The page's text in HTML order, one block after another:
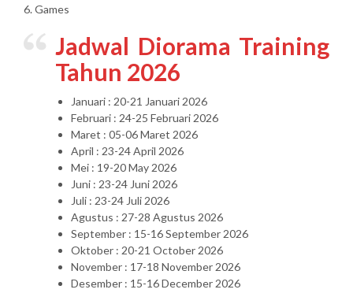
6. Games
Jadwal Diorama Training
Tahun 2026
Januari : 20-21 Januari 2026
Februari : 24-25 Februari 2026
Maret : 05-06 Maret 2026
April : 23-24 April 2026
Mei : 19-20 May 2026
Juni : 23-24 Juni 2026
Juli : 23-24 Juli 2026
Agustus : 27-28 Agustus 2026
September : 15-16 September 2026
Oktober : 20-21 October 2026
November : 17-18 November 2026
Desember : 15-16 December 2026